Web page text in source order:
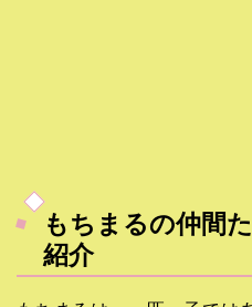
もちまるの仲間
紹介